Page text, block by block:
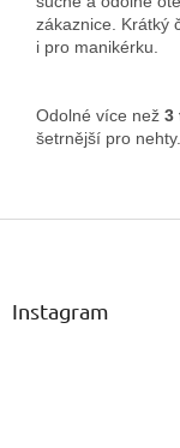
zákaznice. Krátký
i pro manikérku.
Odolné více než 3
šetrnější pro nehty.
Z
Instagram